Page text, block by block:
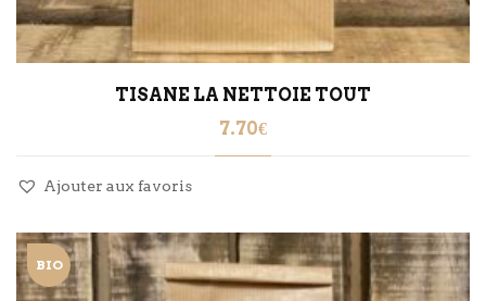
TISANE LA NETTOIE TOUT
7.70€
Ajouter aux favoris
BIO